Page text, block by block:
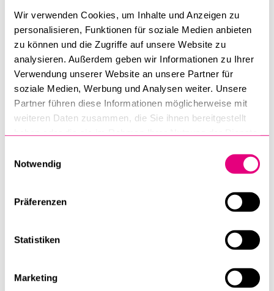
Wir verwenden Cookies, um Inhalte und Anzeigen zu
personalisieren, Funktionen für soziale Medien anbieten
zu können und die Zugriffe auf unsere Website zu
analysieren. Außerdem geben wir Informationen zu Ihrer
Verwendung unserer Website an unsere Partner für
soziale Medien, Werbung und Analysen weiter. Unsere
Partner führen diese Informationen möglicherweise mit
weiteren Daten zusammen, die Sie ihnen bereitgestellt
Notwendig
Präferenzen
Statistiken
Marketing
Rechtliche Grenzen.
Wenn der Grossvater
zum Raser wird: Wer
haftet, wenn
Demenzkranke
Schaden verursachen?
zur grössten Wirtschaft
der Welt. Wie geht es
nun weiter?
Die Rückkehr der
Verschuldung
Einkommensverteilung
Erlauben uns Daten
neue Antworten auf alte
Das Huhn und das Ei –
Herausforderungen der
Worum geht es bei der
BWL: um Geld und/oder